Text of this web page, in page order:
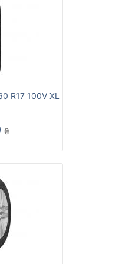
R17 100V XL
₴